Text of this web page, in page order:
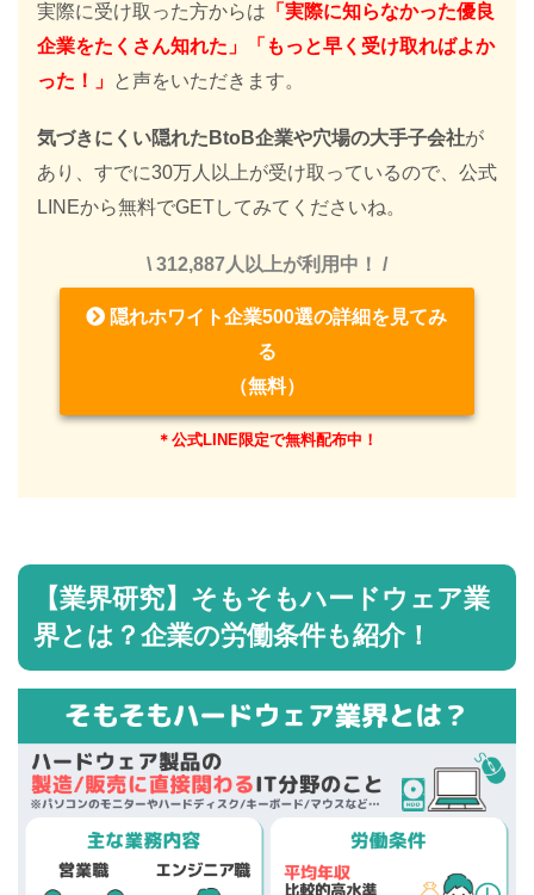
実際に受け取った方からは 「実際に知らなかった優良
企業をたくさん知れた」「もっと早く受け取ればよか
った！」 と声をいただきます。
気づきにくい隠れたBtoB企業や穴場の大手子会社が
あり、すでに30万人以上が受け取っているので、公式
LINEから無料でGETしてみてくださいね。
\ 312,887人以上が利用中！ /
隠れホワイト企業500選の詳細を見てみ
る
（無料）
＊公式LINE限定で無料配布中！
【業界研究】そもそもハードウェア業
界とは？企業の労働条件も紹介！